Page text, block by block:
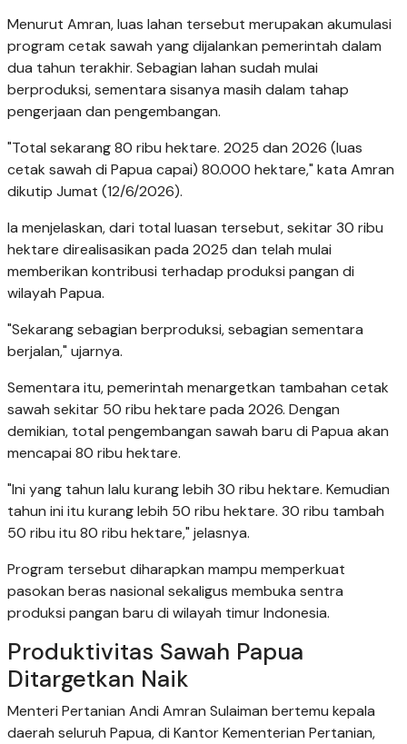
Menurut Amran, luas lahan tersebut merupakan akumulasi
program cetak sawah yang dijalankan pemerintah dalam
dua tahun terakhir. Sebagian lahan sudah mulai
berproduksi, sementara sisanya masih dalam tahap
pengerjaan dan pengembangan.
"Total sekarang 80 ribu hektare. 2025 dan 2026 (luas
cetak sawah di Papua capai) 80.000 hektare," kata Amran
dikutip Jumat (12/6/2026).
Ia menjelaskan, dari total luasan tersebut, sekitar 30 ribu
hektare direalisasikan pada 2025 dan telah mulai
memberikan kontribusi terhadap produksi pangan di
wilayah Papua.
"Sekarang sebagian berproduksi, sebagian sementara
berjalan," ujarnya.
Sementara itu, pemerintah menargetkan tambahan cetak
sawah sekitar 50 ribu hektare pada 2026. Dengan
demikian, total pengembangan sawah baru di Papua akan
mencapai 80 ribu hektare.
"Ini yang tahun lalu kurang lebih 30 ribu hektare. Kemudian
tahun ini itu kurang lebih 50 ribu hektare. 30 ribu tambah
50 ribu itu 80 ribu hektare," jelasnya.
Program tersebut diharapkan mampu memperkuat
pasokan beras nasional sekaligus membuka sentra
produksi pangan baru di wilayah timur Indonesia.
Produktivitas Sawah Papua
Ditargetkan Naik
Menteri Pertanian Andi Amran Sulaiman bertemu kepala
daerah seluruh Papua, di Kantor Kementerian Pertanian,